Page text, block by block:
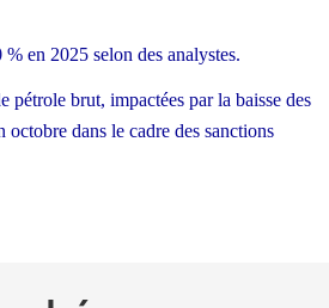
% en 2025 selon des analystes.
pétrole brut, impactées par la baisse des
dans le cadre des sanctions